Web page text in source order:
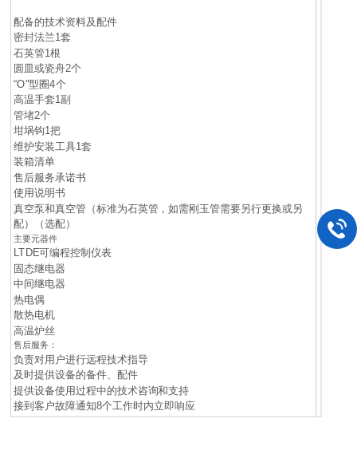
配备的技术资料及配件
密封法兰1套
石英管1根
圆皿或瓷舟2个
“O"型圈4个
高温手套1副
管堵2个
坩埚钩1把
维护安装工具1套
装箱清单
售后服务承诺书
使用说明书
真空泵和真空管（标准为石英管，如需刚玉管需要另行更换或另
配）（选配）
主要元器件
LTDE可编程控制仪表
固态继电器
中间继电器
热电偶
散热电机
高温炉丝
售后服务：
负责对用户进行远程技术指导
及时提供设备的备件、配件
提供设备使用过程中的技术咨询和支持
接到客户故障通知8个工作时内立即响应